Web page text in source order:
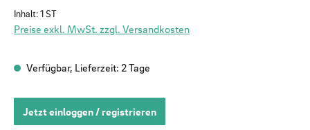
Inhalt:1 ST
Preise exkl. MwSt. zzgl. Versandkosten
Verfügbar, Lieferzeit: 2 Tage
Jetzt einloggen / registrieren